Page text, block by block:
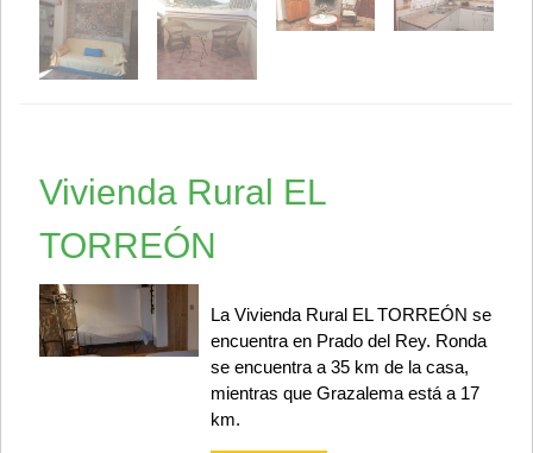
Vivienda Rural EL
TORREÓN
La Vivienda Rural EL TORREÓN se
encuentra en Prado del Rey. Ronda
se encuentra a 35 km de la casa,
mientras que Grazalema está a 17
km.